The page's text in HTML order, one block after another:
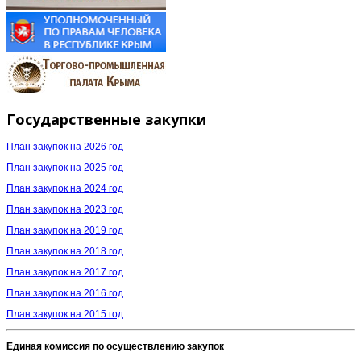
Государственные закупки
План закупок на 2026 год
План закупок на 2025 год
План закупок на 2024 год
План закупок на 2023 год
План закупок на 2019 год
План закупок на 2018 год
План закупок на 2017 год
План закупок на 2016 год
План закупок на 2015 год
Единая комиссия по осуществлению закупок